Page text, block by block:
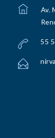
Av.
55